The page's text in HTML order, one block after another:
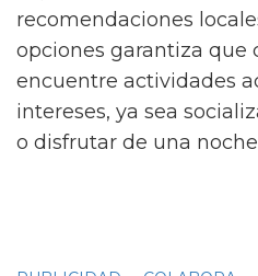
recomendaciones
opciones garantiza que
encuentre actividades
intereses, ya sea
o disfrutar de una